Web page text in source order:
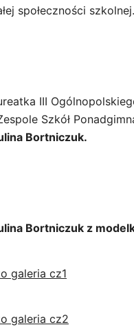
społeczności szkolnej.
III
Szkół
Bortniczuk.
Bortniczuk z
galeria cz1
galeria cz2